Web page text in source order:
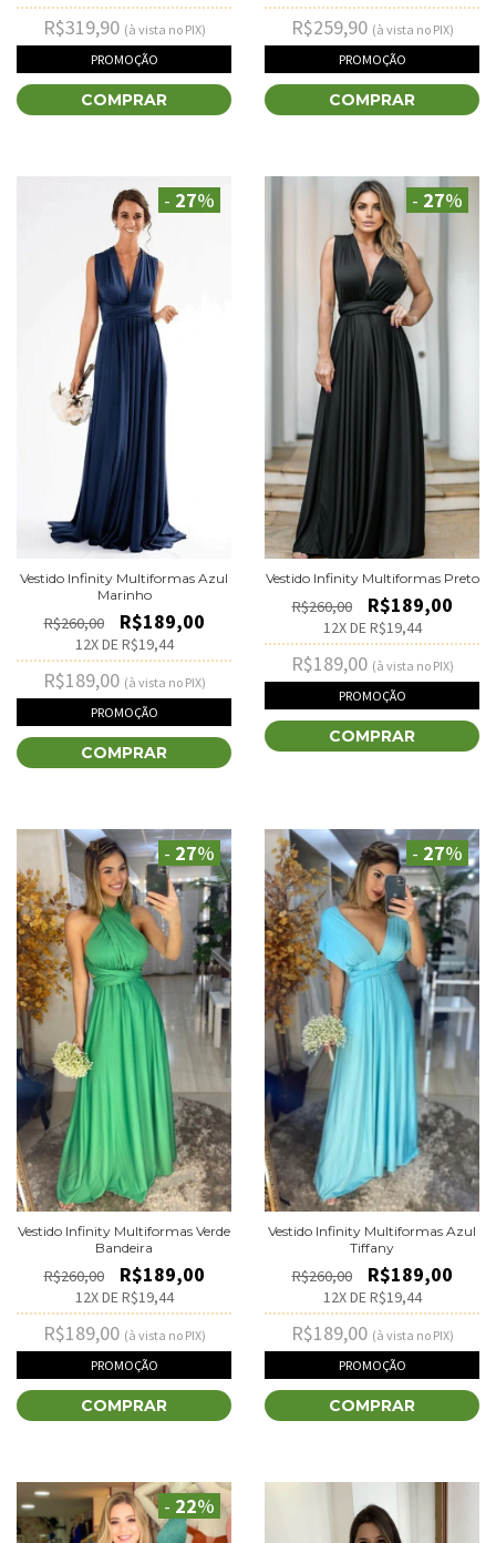
R$319,90 (à vista no PIX)
PROMOÇÃO
COMPRAR
R$259,90 (à vista no PIX)
PROMOÇÃO
COMPRAR
- 27%
Vestido Infinity Multiformas Azul
Marinho
R$260,00 R$189,00
12X DER$19,44
R$189,00 (à vista no PIX)
PROMOÇÃO
COMPRAR
- 27%
Vestido Infinity Multiformas Preto
R$260,00 R$189,00
12X DER$19,44
R$189,00 (à vista no PIX)
PROMOÇÃO
COMPRAR
- 27%
Vestido Infinity Multiformas Verde
Bandeira
R$260,00 R$189,00
12X DER$19,44
R$189,00 (à vista no PIX)
PROMOÇÃO
COMPRAR
- 27%
Vestido Infinity Multiformas Azul
Tiffany
R$260,00 R$189,00
12X DER$19,44
R$189,00 (à vista no PIX)
PROMOÇÃO
COMPRAR
- 22%